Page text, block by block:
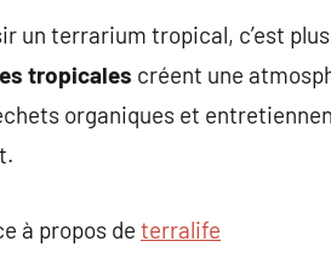
un terrarium tropical, c’est
tropicales créent une
organiques et
à propos de terralife